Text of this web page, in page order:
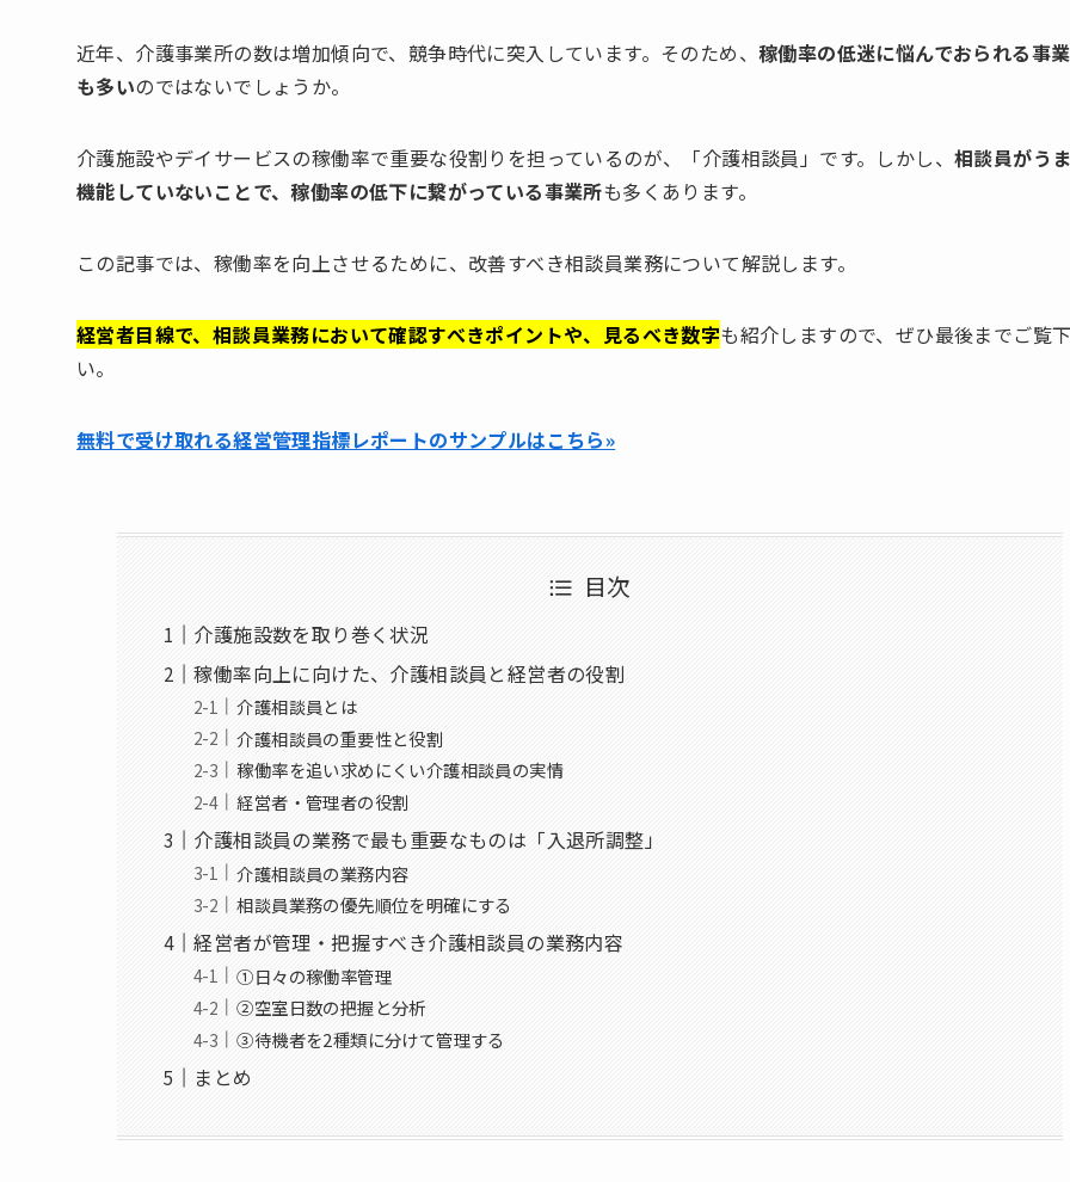
近年、介護事業所の数は増加傾向で、競争時代に突入しています。そのため、 稼働率の低迷に悩んでおられる事
も多いのではないでしょうか。
介護施設やデイサービスの稼働率で重要な役割りを担っているのが、「介護相談員」です。しかし、相談員がう
機能していないことで、稼働率の低下に繋がっている事業所も多くあります。
この記事では、稼働率を向上させるために、改善すべき相談員業務について解説します。
経営者目線で、相談員業務において確認すべきポイントや、見るべき数字も紹介しますので、ぜひ最後までご覧
い。
無料で受け取れる経営管理指標レポートのサンプルはこちら»
目次
介護施設数を取り巻く状況
稼働率向上に向けた、介護相談員と経営者の役割
介護相談員とは
介護相談員の重要性と役割
稼働率を追い求めにくい介護相談員の実情
経営者・管理者の役割
介護相談員の業務で最も重要なものは「入退所調整」
介護相談員の業務内容
相談員業務の優先順位を明確にする
経営者が管理・把握すべき介護相談員の業務内容
①日々の稼働率管理
②空室日数の把握と分析
③待機者を2種類に分けて管理する
まとめ